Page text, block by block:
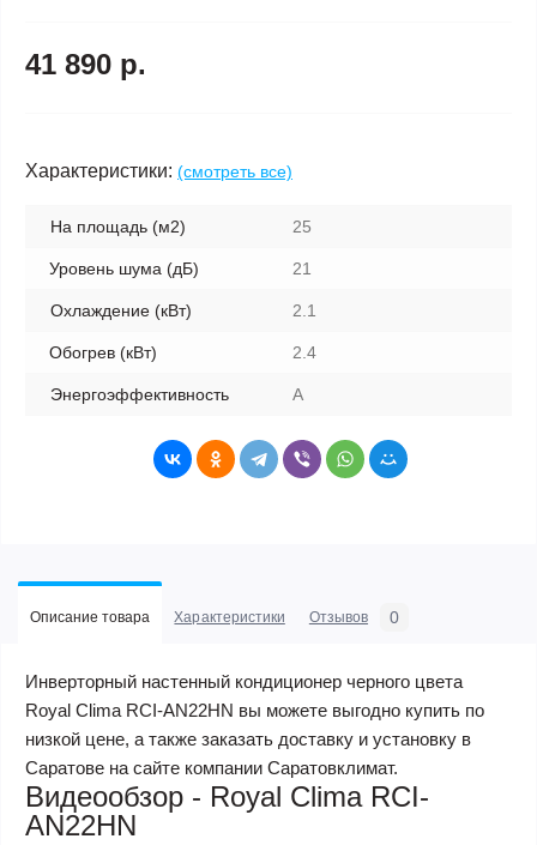
41 890 р.
Характеристики: (смотреть все)
На площадь (м2) 25
Уровень шума (дБ) 21
Охлаждение (кВт) 2.1
Обогрев (кВт) 2.4
Энергоэффективность A
Описание товара Характеристики Отзывов 0
Инверторный настенный кондиционер черного цвета
Royal Clima RCI-AN22HN вы можете выгодно купить по
низкой цене, а также заказать доставку и установку в
Саратове на сайте компании Саратовклимат.
Видеообзор - Royal Clima RCI-
AN22HN